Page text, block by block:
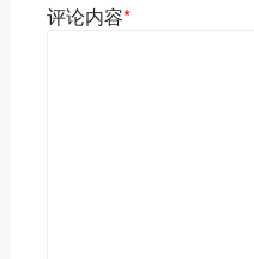
评论内容*